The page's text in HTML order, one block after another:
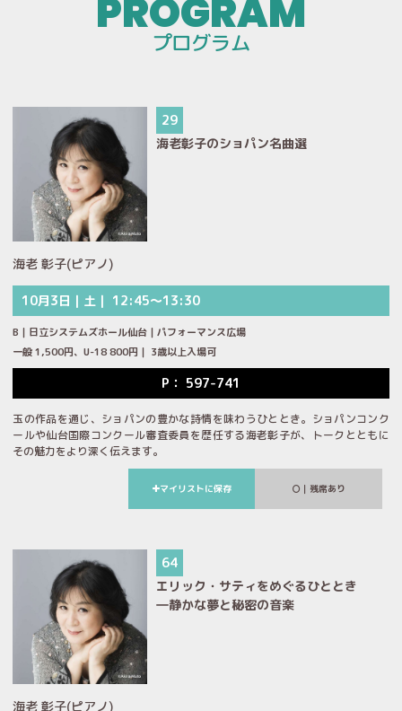
プログラム
29
海老彰子のショパン名曲選
海老 彰子(ピアノ)
10月3日｜土｜ 12:45～13:30
B｜日立システムズホール仙台｜パフォーマンス広場
一般 1,500円、U-18 800円｜ 3歳以上入場可
P： 597-741
玉の作品を通じ、ショパンの豊かな詩情を味わうひととき。ショパンコンク
ールや仙台国際コンクール審査委員を歴任する海老彰子が、トークとともに
その魅力をより深く伝えます。
マイリストに保存 ｜残席あり
64
エリック・サティをめぐるひととき
―静かな夢と秘密の音楽
海老 彰子(ピアノ)